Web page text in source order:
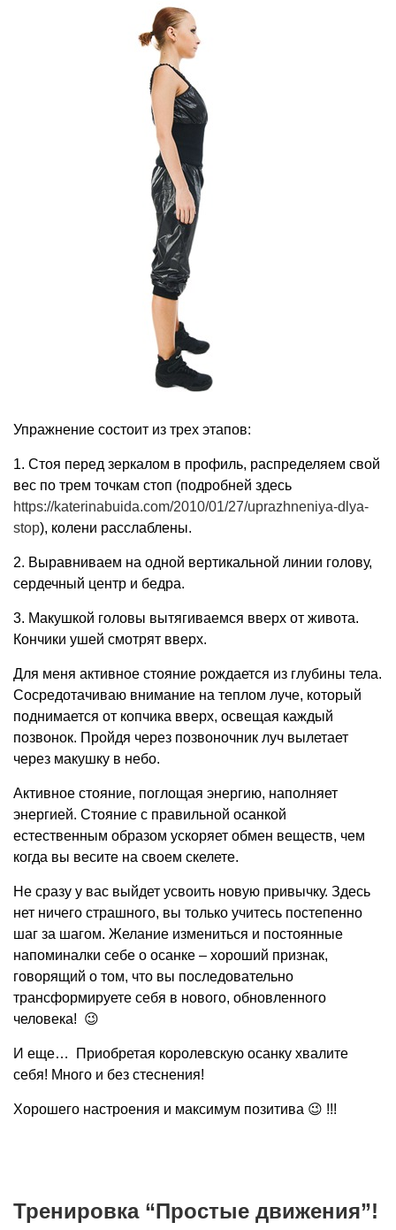
Упражнение состоит из трех этапов:
1. Стоя перед зеркалом в профиль, распределяем свой
вес по трем точкам стоп (подробней здесь
https://katerinabuida.com/2010/01/27/uprazhneniya-dlya-
stop), колени расслаблены.
2. Выравниваем на одной вертикальной линии голову,
сердечный центр и бедра.
3. Макушкой головы вытягиваемся вверх от живота.
Кончики ушей смотрят вверх.
Для меня активное стояние рождается из глубины тела.
Сосредотачиваю внимание на теплом луче, который
поднимается от копчика вверх, освещая каждый
позвонок. Пройдя через позвоночник луч вылетает
через макушку в небо.
Активное стояние, поглощая энергию, наполняет
энергией. Стояние с правильной осанкой
естественным образом ускоряет обмен веществ, чем
когда вы весите на своем скелете.
Не сразу у вас выйдет усвоить новую привычку. Здесь
нет ничего страшного, вы только учитесь постепенно
шаг за шагом. Желание измениться и постоянные
напоминалки себе о осанке – хороший признак,
говорящий о том, что вы последовательно
трансформируете себя в нового, обновленного
человека! 😉
И еще… Приобретая королевскую осанку хвалите
себя! Много и без стеснения!
Хорошего настроения и максимум позитива 😉 !!!
Тренировка “Простые движения”!